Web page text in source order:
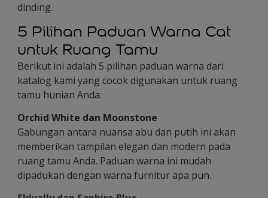
dinding.
5 Pilihan Paduan Warna Cat
untuk Ruang Tamu
Berikut ini adalah 5 pilihan paduan warna dari
katalog kami yang cocok digunakan untuk ruang
tamu hunian Anda:
Orchid White dan Moonstone
Gabungan antara nuansa abu dan putih ini akan
memberikan tampilan elegan dan modern pada
ruang tamu Anda. Paduan warna ini mudah
dipadukan dengan warna furnitur apa pun.